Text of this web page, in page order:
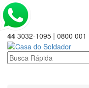
44 3032-1095 | 0800 001